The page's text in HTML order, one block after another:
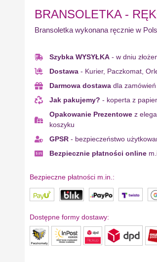
BRANSOLETKA -
Bransoletka wykonana ręcznie w
Szybka WYSYŁKA - w dniu
Dostawa - Kurier, Paczkomat,
Darmowa dostawa dla zamówień
Jak pakujemy? - koperta z
Opakowanie Prezentowe z
koszyku
GPSR - bezpieczeństwo
Bezpiecznie płatności online
Bezpieczne płatności m.in.:
Dostępne formy dostawy: